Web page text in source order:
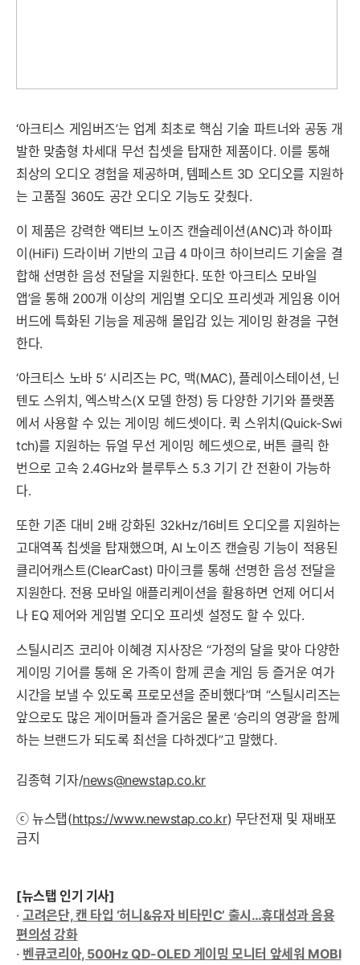
‘아크티스 게임버즈’는 업계 최초로 핵심 기술 파트너와 공동 개
발한 맞춤형 차세대 무선 칩셋을 탑재한 제품이다. 이를 통해
최상의 오디오 경험을 제공하며, 템페스트 3D 오디오를 지원하
는 고품질 360도 공간 오디오 기능도 갖췄다.
이 제품은 강력한 액티브 노이즈 캔슬레이션(ANC)과 하이파
이(HiFi) 드라이버 기반의 고급 4 마이크 하이브리드 기술을 결
합해 선명한 음성 전달을 지원한다. 또한 ‘아크티스 모바일
앱’을 통해 200개 이상의 게임별 오디오 프리셋과 게임용 이어
버드에 특화된 기능을 제공해 몰입감 있는 게이밍 환경을 구현
한다.
‘아크티스 노바 5’ 시리즈는 PC, 맥(MAC), 플레이스테이션, 닌
텐도 스위치, 엑스박스(X 모델 한정) 등 다양한 기기와 플랫폼
에서 사용할 수 있는 게이밍 헤드셋이다. 퀵 스위치(Quick-Swi
tch)를 지원하는 듀얼 무선 게이밍 헤드셋으로, 버튼 클릭 한
번으로 고속 2.4GHz와 블루투스 5.3 기기 간 전환이 가능하
다.
또한 기존 대비 2배 강화된 32kHz/16비트 오디오를 지원하는
고대역폭 칩셋을 탑재했으며, AI 노이즈 캔슬링 기능이 적용된
클리어캐스트(ClearCast) 마이크를 통해 선명한 음성 전달을
지원한다. 전용 모바일 애플리케이션을 활용하면 언제 어디서
나 EQ 제어와 게임별 오디오 프리셋 설정도 할 수 있다.
스틸시리즈 코리아 이혜경 지사장은 “가정의 달을 맞아 다양한
게이밍 기어를 통해 온 가족이 함께 콘솔 게임 등 즐거운 여가
시간을 보낼 수 있도록 프로모션을 준비했다”며 “스틸시리즈는
앞으로도 많은 게이머들과 즐거움은 물론 ‘승리의 영광’을 함께
하는 브랜드가 되도록 최선을 다하겠다”고 말했다.
김종혁 기자/news@newstap.co.kr
ⓒ 뉴스탭(https://www.newstap.co.kr) 무단전재 및 재배포
금지
[뉴스탭 인기 기사]
·고려은단, 캔 타입 ‘허니&유자 비타민C’ 출시…휴대성과 음용
편의성 강화
· 벤큐코리아, 500Hz QD-OLED 게이밍 모니터 앞세워 MOBI